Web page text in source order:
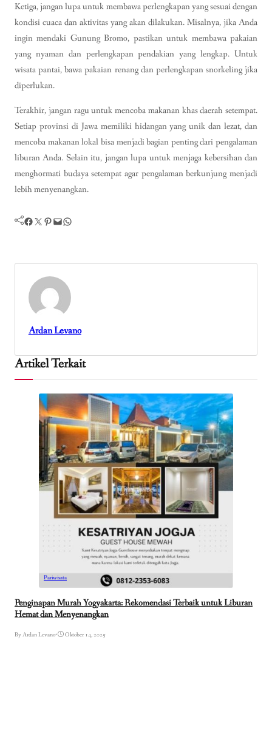
Ketiga, jangan lupa untuk membawa perlengkapan yang sesuai dengan
kondisi cuaca dan aktivitas yang akan dilakukan. Misalnya, jika Anda
ingin mendaki Gunung Bromo, pastikan untuk membawa pakaian
yang nyaman dan perlengkapan pendakian yang lengkap. Untuk
wisata pantai, bawa pakaian renang dan perlengkapan snorkeling jika
diperlukan.
Terakhir, jangan ragu untuk mencoba makanan khas daerah setempat.
Setiap provinsi di Jawa memiliki hidangan yang unik dan lezat, dan
mencoba makanan lokal bisa menjadi bagian penting dari pengalaman
liburan Anda. Selain itu, jangan lupa untuk menjaga kebersihan dan
menghormati budaya setempat agar pengalaman berkunjung menjadi
lebih menyenangkan.
Facebook Twitter Pinterest Mail WhatsApp
Ardan Levano
Artikel Terkait
Pariwisata
Penginapan Murah Yogyakarta: Rekomendasi Terbaik untuk Liburan
Hemat dan Menyenangkan
By Ardan Levano• Oktober 14, 2025